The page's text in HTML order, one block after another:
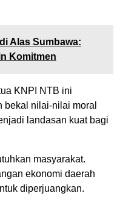
Alas Sumbawa:
Komitmen
KNPI NTB ini
bekal nilai-nilai moral
landasan kuat bagi
masyarakat.
ekonomi daerah
diperjuangkan.